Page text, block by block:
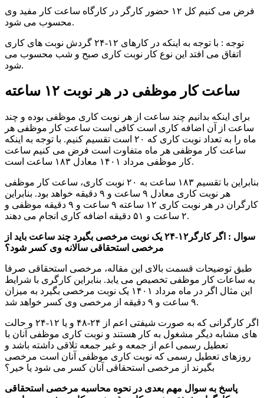
فرض می کنیم کل ۱۲ حضور کارگر در کارگاه ساعت کار مفید وی
محسوب می شود.
توجه : با توجه به اینکه در کارهای ۱۲-۲۴ گردش نوبت های کاری
اتفاق می افتد این نوع کار نوبت کاری صبح و شب محسوب می
شود.
ساعت کار موظفی در هر نوبت ۱۲ ساعته
برای اینکه بدانیم چند ساعت از هر نوبت کاری موظفی بوده و چند
ساعت از آن اضافه کاری است کافی است ساعت کار موظفی هر
ماه را به تعداد نوبت کاری که ۲۰ است تقسیم کنیم. با توجه به اینکه
ساعت کار موظفی هر ماه متفاوت است فرض می کنیم ساعت
کار موظفی مرداد ۱۴۰۱ معادل ۱۸۳ ساعت است.
بنابراین با تقسیم ۱۸۳ ساعت به ۲۰ نوبت کاری، ساعت کار موظفی
هر نوبت کاری معادل ۹ ساعت و ۹ دقیقه خواهد بود. بنابراین
کارگران در هر نوبت کاری ۱۲ ساعته ۹ ساعت و ۹ دقیقه موظفی و
۲ ساعت و ۵۱ دقیقه اضافه کاری انجام می دهند.
سوال : اگر کارگر۱۲-۲۴ یک نوبت مرخصی بگیرد چند ساعت باید از
مرخصی استحقاقی سالانه وی کسر شود؟
طبق توضیحات قسمت بالای این مقاله، مرخصی استحقاقی صرفا
به ساعات کار موظفی تخصیص می یابد. بنابراین کارگری با شرایط
این مثال اگر در ماه مرداد ۱۴۰۱ یک نوبت مرخصی بگیرد به میزان
۹ ساعت و ۹ دقیقه از مرخصی وی کسر خواهد شد.
اگر کارگرانی که به صورت شیفتی اعم از ۲۴-۴۸ و یا ۱۲-۲۴ و حالت
های مشابه دیگر مشغول به کار هستند و نوبت کاری موظفی آنان با
تعطیل رسمی اعم از جمعه و غیر جمعه تلاقی داشته باشد و
روزهای تعطیل رسمی که نوبت کاری موظفی آنان است مرخصی
بگیرند از مرخصی استحقاقی آنان کسر می شود یا خیر؟
پاسخ به سوال مهم بعدی در نحوه محاسبه مرخصی استحقاقی